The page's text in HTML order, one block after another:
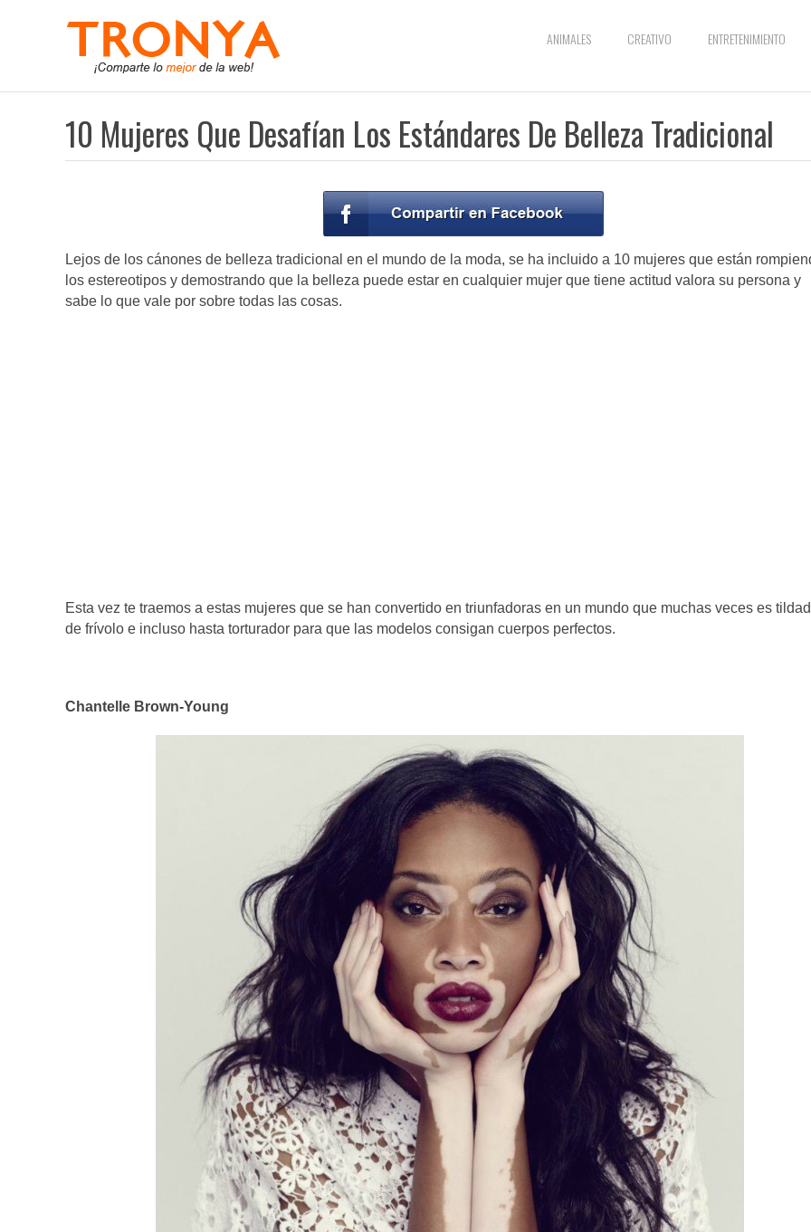
ANIMALES CREATIVO ENTRETENIMIENTO
10 Mujeres Que Desafían Los Estándares De Belleza Tradicional
Lejos de los cánones de belleza tradicional en el mundo de la moda, se ha incluido a 10 mujeres que están
los estereotipos y demostrando que la belleza puede estar en cualquier mujer que tiene actitud valora su persona y
sabe lo que vale por sobre todas las cosas.
Esta vez te traemos a estas mujeres que se han convertido en triunfadoras en un mundo que muchas veces es
de frívolo e incluso hasta torturador para que las modelos consigan cuerpos perfectos.
Chantelle Brown-Young